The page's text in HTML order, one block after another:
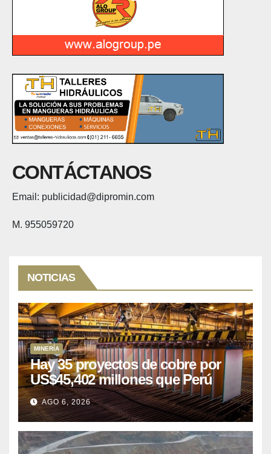
CONTÁCTANOS
Email: publicidad@dipromin.com
M. 955059720
NOTICIAS
MINERÍA
Hay 35 proyectos de cobre por
US$45,402 millones que Perú
puede aprovechar
AGO 6, 2026